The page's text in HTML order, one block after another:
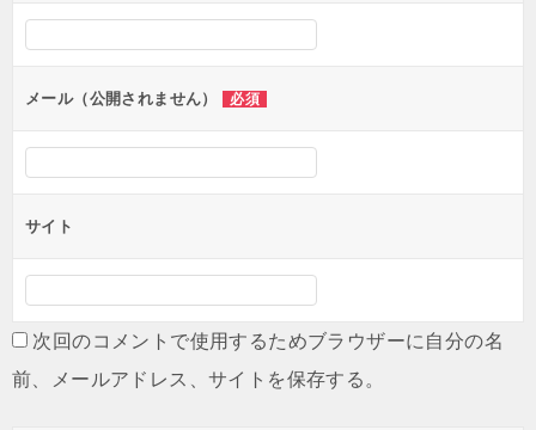
シ
ンメール（公開されません） 必須
サイト
次回のコメントで使用するためブラウザーに自分の名
前、メールアドレス、サイトを保存する。